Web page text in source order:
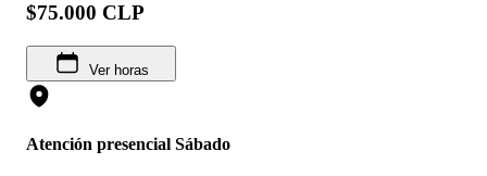
$75.000 CLP
Ver horas
Atención presencial Sábado